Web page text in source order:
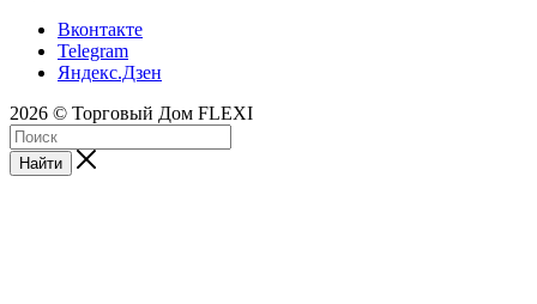
Вконтакте
Telegram
Яндекс.Дзен
2026 © Торговый Дом FLEXI
Найти